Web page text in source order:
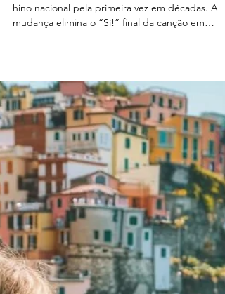
Entenda por que a Itália retirou uma
palavra do hino nacional
A Itália alterou discretamente uma palavra do seu
mudança elimina o “Sì!” final da canção em
cerimônias militares e institucionais oficiais. A
decisão consta de um decreto assinado pelo
presidente Sergio Mattarella em 14 de março e
publicado no diário oficial em 7 de maio. O texto
passou quase despercebido até ser noticiado
nesta semana pela imprensa italiana . O hino,
conhecido como “Il Canto degli Italiani” ou
“Fratelli d’Itali